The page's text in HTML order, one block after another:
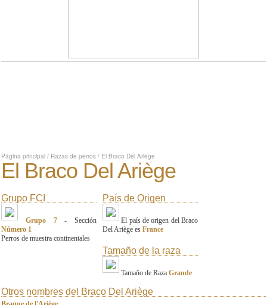
Página principal / Razas de perros / El Braco Del Ariège
El Braco Del Ariège
Grupo FCI
Grupo 7- Sección
Número 1
Perros de muestra continentales
País de Origen
El país de origen del Braco
Del Ariège es France
Tamaño de la raza
Tamaño de Raza Grande
Otros nombres del Braco Del Ariège